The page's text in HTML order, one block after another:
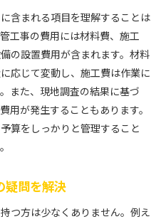
含まれる項目を理解することは
工事の費用には材料費、施工
の設置費用が含まれます。材料
応じて変動し、施工費は作業に
また、現地調査の結果に基づ
用が発生することもあります。
算をしっかりと管理すること
疑問を解決
つ方は少なくありません。例え